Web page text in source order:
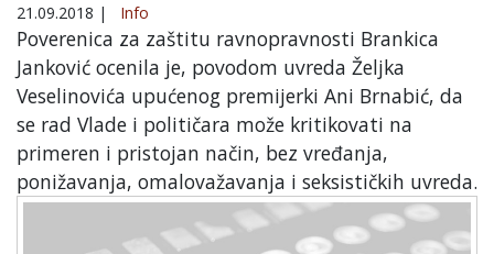
21.09.2018 | Info
Poverenica za zaštitu ravnopravnosti Brankica
Janković ocenila je, povodom uvreda Željka
Veselinovića upućenog premijerki Ani Brnabić, da
se rad Vlade i političara može kritikovati na
primeren i pristojan način, bez vređanja,
ponižavanja, omalovažavanja i seksističkih uvreda.